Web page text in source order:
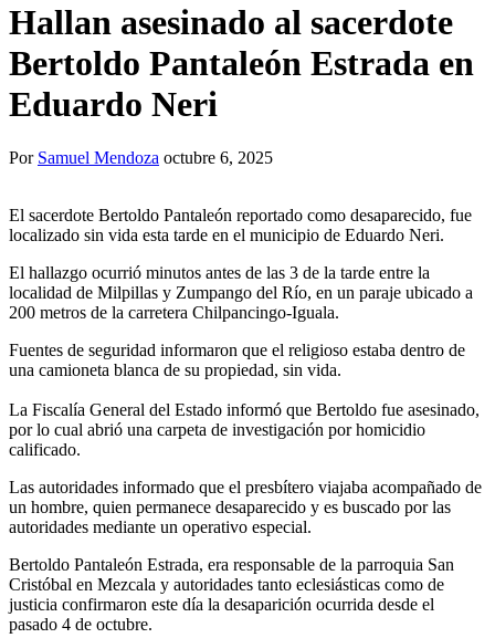
Hallan asesinado al sacerdote
Bertoldo Pantaleón Estrada en
Eduardo Neri
Por Samuel Mendoza octubre 6, 2025
El sacerdote Bertoldo Pantaleón reportado como desaparecido, fue
localizado sin vida esta tarde en el municipio de Eduardo Neri.
El hallazgo ocurrió minutos antes de las 3 de la tarde entre la
localidad de Milpillas y Zumpango del Río, en un paraje ubicado a
200 metros de la carretera Chilpancingo-Iguala.
Fuentes de seguridad informaron que el religioso estaba dentro de
una camioneta blanca de su propiedad, sin vida.
La Fiscalía General del Estado informó que Bertoldo fue asesinado,
por lo cual abrió una carpeta de investigación por homicidio
calificado.
Las autoridades informado que el presbítero viajaba acompañado de
un hombre, quien permanece desaparecido y es buscado por las
autoridades mediante un operativo especial.
Bertoldo Pantaleón Estrada, era responsable de la parroquia San
Cristóbal en Mezcala y autoridades tanto eclesiásticas como de
justicia confirmaron este día la desaparición ocurrida desde el
pasado 4 de octubre.